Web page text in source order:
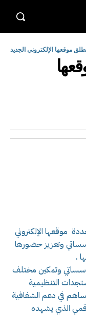
موقعها الإلكتروني الجديد
موقعها الإلكتروني
وتعزيز حضورها
.
وتمكين مختلف
التنظيمية
يساهم في دعم الشفافية
الذي يشهده